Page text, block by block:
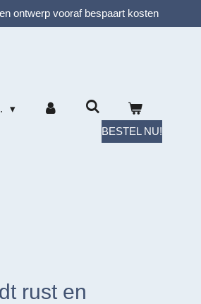
ontwerp vooraf bespaart kosten
BESTEL NU!
rust en